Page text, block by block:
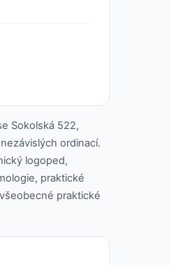
Sokolská 522,
ordinací.
logoped,
praktické
praktické